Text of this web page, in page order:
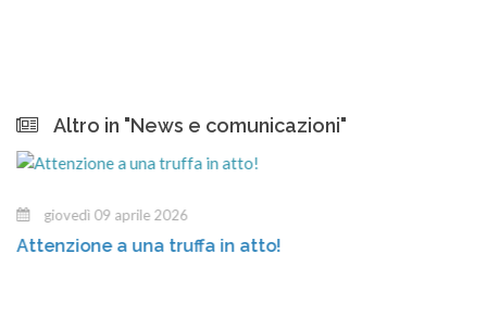
Altro in "News e comunicazioni"
giovedì 09 aprile 2026
Attenzione a una truffa in atto!